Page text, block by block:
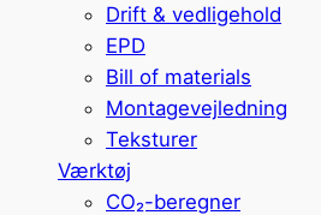
Drift & vedligehold
EPD
Bill of materials
Montagevejledning
Teksturer
Værktøj
CO₂-beregner